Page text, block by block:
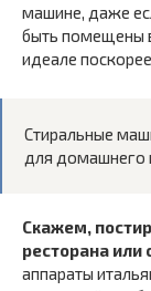
машине, даже
быть помещены
идеале
Стиральные
для домашнего
Скажем,
ресторана или
аппараты